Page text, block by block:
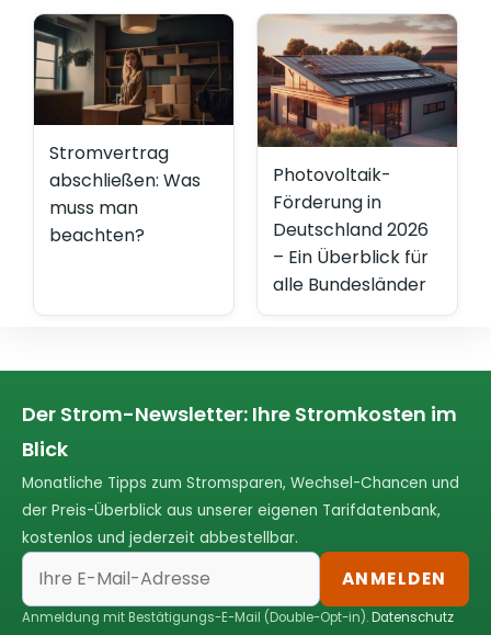
Stromvertrag
abschließen: Was
muss man
beachten?
Photovoltaik-
Förderung in
Deutschland 2026
– Ein Überblick für
alle Bundesländer
Der Strom-Newsletter: Ihre Stromkosten im
Blick
Monatliche Tipps zum Stromsparen, Wechsel-Chancen und
der Preis-Überblick aus unserer eigenen Tarifdatenbank,
kostenlos und jederzeit abbestellbar.
ANMELDEN
Anmeldung mit Bestätigungs-E-Mail (Double-Opt-in).Datenschutz